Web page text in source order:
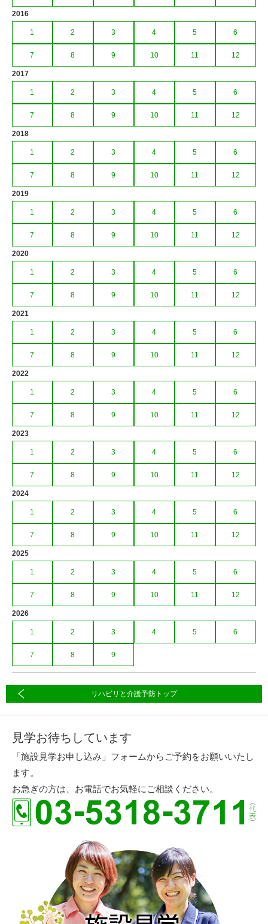
2016
1 2 3 4 5 6
7 8 9 10 11 12
2017
1 2 3 4 5 6
7 8 9 10 11 12
2018
1 2 3 4 5 6
7 8 9 10 11 12
2019
1 2 3 4 5 6
7 8 9 10 11 12
2020
1 2 3 4 5 6
7 8 9 10 11 12
2021
1 2 3 4 5 6
7 8 9 10 11 12
2022
1 2 3 4 5 6
7 8 9 10 11 12
2023
1 2 3 4 5 6
7 8 9 10 11 12
2024
1 2 3 4 5 6
7 8 9 10 11 12
2025
1 2 3 4 5 6
7 8 9 10 11 12
2026
1 2 3 4 5 6
7 8 9
リハビリと介護予防トップ
見学お待ちしています
「施設見学お申し込み」フォームからご予約をお願いいたし
ます。
お急ぎの方は、お電話でお気軽にご相談ください。